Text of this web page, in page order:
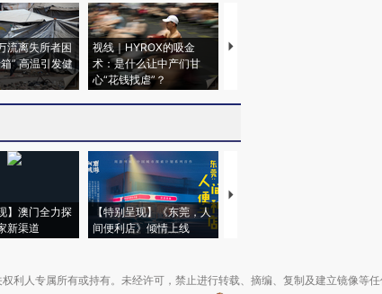
流离失所者困
” 高温引发健
视线｜HYROX的吸金
术：是什么让中产们甘
心“花钱找虐”？
马航飞行员跨国走私7万
】澳门全力探
新渠道
【特别呈现】《东莞，人
间便利店》倾情上线
【推广】走进第四届链博
利人专属所有或持有。未经许可，禁止进行转载、摘编、复制及建立镜像等任